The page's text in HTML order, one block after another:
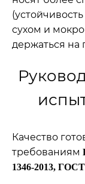
сухом и
держаться на
Качество
требованиям
1346-2013,